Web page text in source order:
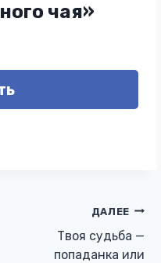
чая»
ДАЛЕЕ
Твоя судьба —
попаданка или